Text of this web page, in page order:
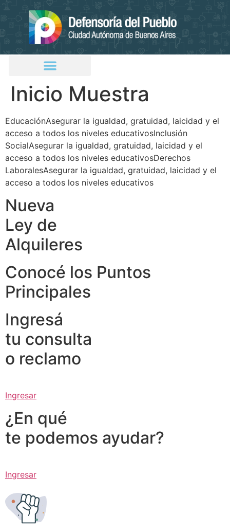
Inicio Muestra
EducaciónAsegurar la igualdad, gratuidad, laicidad y el
acceso a todos los niveles educativosInclusión
SocialAsegurar la igualdad, gratuidad, laicidad y el
acceso a todos los niveles educativosDerechos
LaboralesAsegurar la igualdad, gratuidad, laicidad y el
acceso a todos los niveles educativos
Nueva
Ley de
Alquileres
Conocé los Puntos
Principales
Ingresá
tu consulta
o reclamo
Ingresar
¿En qué
te podemos ayudar?
Ingresar